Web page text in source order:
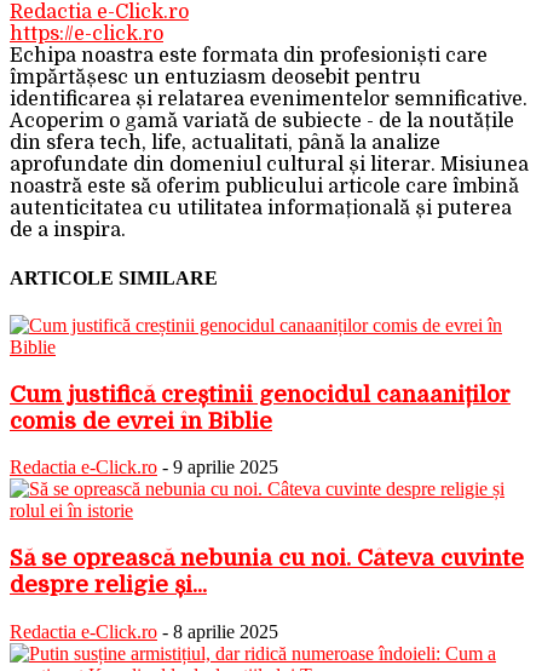
Redactia e-Click.ro
https://e-click.ro
Echipa noastra este formata din profesioniști care
împărtășesc un entuziasm deosebit pentru
identificarea și relatarea evenimentelor semnificative.
Acoperim o gamă variată de subiecte - de la noutățile
din sfera tech, life, actualitati, până la analize
aprofundate din domeniul cultural și literar. Misiunea
noastră este să oferim publicului articole care îmbină
autenticitatea cu utilitatea informațională și puterea
de a inspira.
ARTICOLE SIMILARE
Cum justifică creștinii genocidul canaaniților
comis de evrei în Biblie
Redactia e-Click.ro - 9 aprilie 2025
Să se oprească nebunia cu noi. Câteva cuvinte
despre religie și...
Redactia e-Click.ro - 8 aprilie 2025